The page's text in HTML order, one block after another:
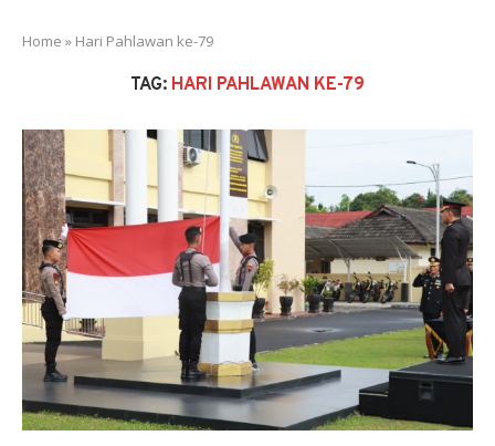
Home » Hari Pahlawan ke-79
TAG: HARI PAHLAWAN KE-79